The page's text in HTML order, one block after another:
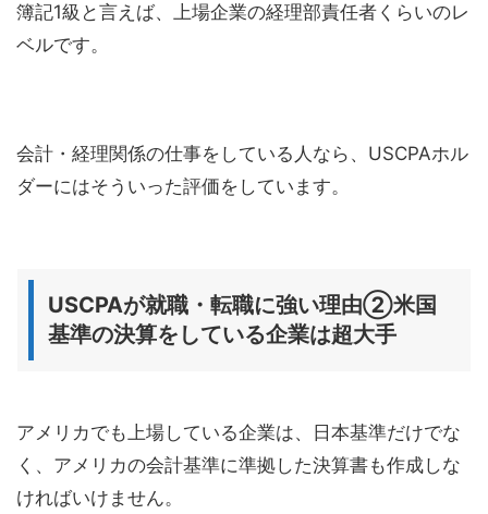
簿記1級と言えば、上場企業の経理部責任者くらいのレ
ベルです。
会計・経理関係の仕事をしている人なら、USCPAホル
ダーにはそういった評価をしています。
USCPAが就職・転職に強い理由②米国
基準の決算をしている企業は超大手
アメリカでも上場している企業は、日本基準だけでな
く、アメリカの会計基準に準拠した決算書も作成しな
ければいけません。